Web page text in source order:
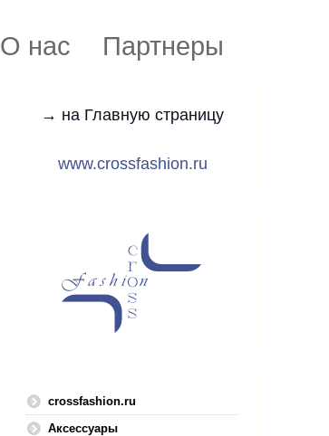
О нас Партнеры
→ на Главную страницу
www.crossfashion.ru
crossfashion.ru
Аксессуары